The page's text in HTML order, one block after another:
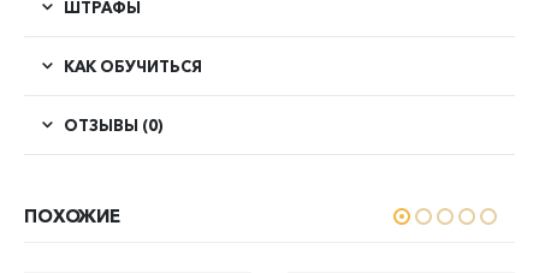
ШТРАФЫ
КАК ОБУЧИТЬСЯ
ОТЗЫВЫ (0)
ПОХОЖИЕ